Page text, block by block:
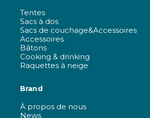
Tentes
Sacs à dos
Sacs de couchage&Accessoires
Accessoires
Bâtons
Cooking & drinking
Raquettes à neige
Brand
À propos de nous
News